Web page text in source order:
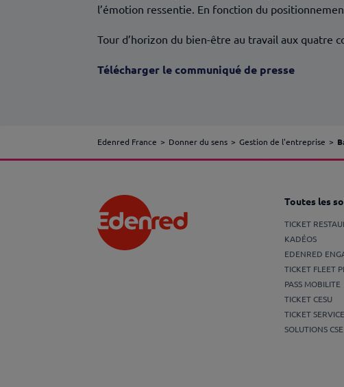
l’émotion ressentie. En fonction du
Tour d’horizon du bien-être au travail aux quatre
Télécharger le communiqué de presse
Edenred France Donner du sens Gestion de l'entreprise
Toutes les
TICKET
KADÉOS
EDENRED
TICKET FLEET
PASS MOBILITE
TICKET CESU
TICKET SERVICE
SOLUTIONS CSE